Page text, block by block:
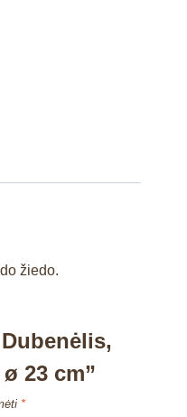
žiedo.
23 cm”
*